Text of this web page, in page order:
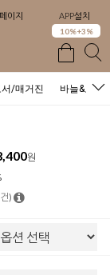
이지 APP설치
10%+3%
서/매거진 바늘&도구
원
)